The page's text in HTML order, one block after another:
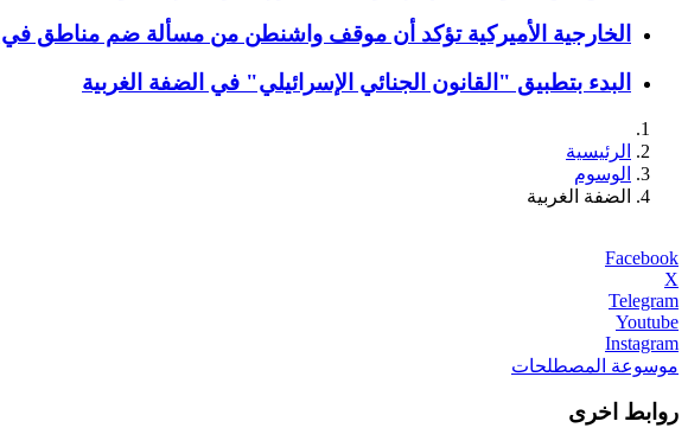
الخارجية الأميركية تؤكد أن موقف واشنطن من مسألة ضم مناطق في
البدء بتطبيق "القانون الجنائي الإسرائيلي" في الضفة الغربية
الرئيسية
الوسوم
الضفة الغربية
Facebook
X
Telegram
Youtube
Instagram
موسوعة المصطلحات
روابط اخرى